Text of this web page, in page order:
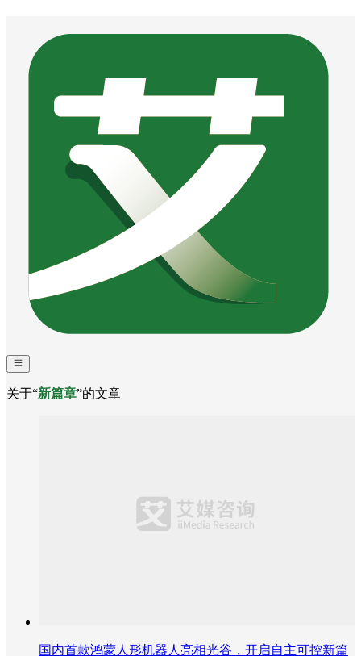
关于“新篇章”的文章
国内首款鸿蒙人形机器人亮相光谷，开启自主可控新篇